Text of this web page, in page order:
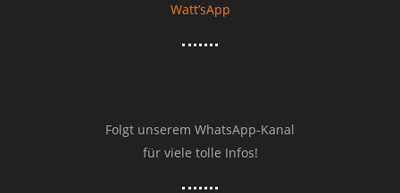
Watt’sApp
Folgt unserem WhatsApp-Kanal
für viele tolle Infos!